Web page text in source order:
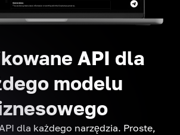
API dla
modelu
dla każdego narzędzia. Proste,